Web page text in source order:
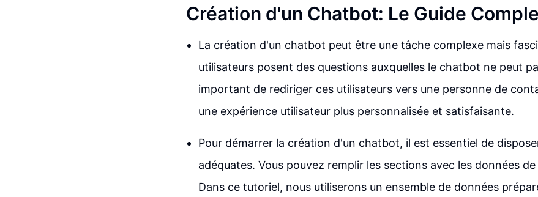
Création d'un Chatbot: Le Guide
La création d'un chatbot peut être une tâche complexe mais
utilisateurs posent des questions auxquelles le chatbot ne peut
important de rediriger ces utilisateurs vers une personne de
une expérience utilisateur plus personnalisée et satisfaisante.
Pour démarrer la création d'un chatbot, il est essentiel de
adéquates. Vous pouvez remplir les sections avec les données
Dans ce tutoriel, nous utiliserons un ensemble de données